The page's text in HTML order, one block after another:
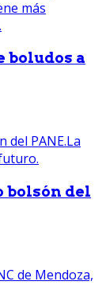
boludos a
bolsón del